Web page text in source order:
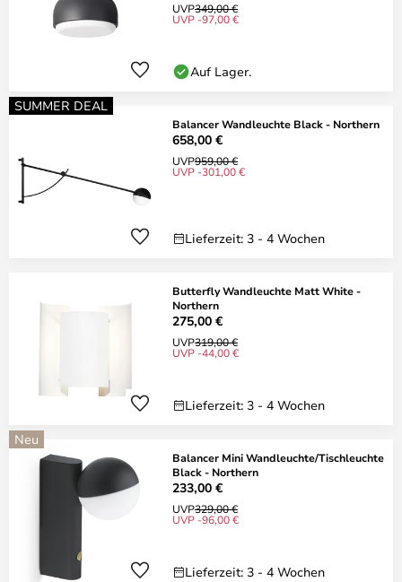
UVP349,00 €
UVP -97,00 €
Auf Lager.
SUMMER DEAL
Balancer Wandleuchte Black - Northern
658,00 €
UVP959,00 €
UVP -301,00 €
Lieferzeit: 3 - 4 Wochen
Butterfly Wandleuchte Matt White -
Northern
275,00 €
UVP319,00 €
UVP -44,00 €
Lieferzeit: 3 - 4 Wochen
Neu
Balancer Mini Wandleuchte/Tischleuchte
Black - Northern
233,00 €
UVP329,00 €
UVP -96,00 €
Lieferzeit: 3 - 4 Wochen